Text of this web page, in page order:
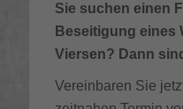
Sie suchen einen
Beseitigung eines
Viersen? Dann
Vereinbaren Sie